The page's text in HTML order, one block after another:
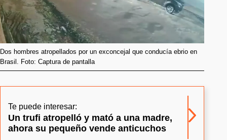
Dos hombres atropellados por un exconcejal que conducía ebrio en
Brasil. Foto: Captura de pantalla
Te puede interesar:
Un trufi atropelló y mató a una madre,
ahora su pequeño vende anticuchos